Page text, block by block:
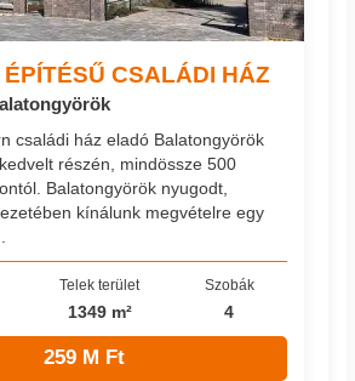
CSALÁDI HÁZ
családi ház eladó Balatongyörök
részén, mindössze 500
Balatongyörök nyugodt,
kínálunk megvételre egy
Telek terület
1349 m²
Szobák
4
259 M Ft